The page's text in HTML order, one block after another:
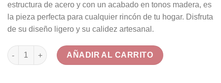
estructura de acero y con un acabado en tonos madera, es
la pieza perfecta para cualquier rincón de tu hogar. Disfruta
de su diseño ligero y su calidez artesanal.
Mesita Auxiliar de Ratán Natural con Estructura de Acero
AÑADIR AL CARRITO